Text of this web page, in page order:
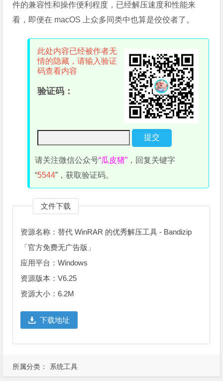
件的兼容性和操作便利程度，已经解压速度和性能来
看，即便在 macOS 上众多同类中也算是佼佼者了。
此处内容已经被作者无
情的隐藏，请输入验证
码查看内容
验证码：
请关注微信公众号“瓜皮猪” ，回复关键字
“5544”，获取验证码。
文件下载
资源名称：替代 WinRAR 的优秀解压工具 - Bandizip
「官方免费无广告版」
应用平台：Windows
资源版本：V6.25
资源大小：6.2M
下载地址
所属分类： 系统工具